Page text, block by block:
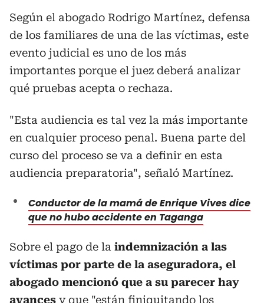
Según el abogado Rodrigo Martínez, defensa
de los familiares de una de las víctimas, este
evento judicial es uno de los más
importantes porque el juez deberá analizar
qué pruebas acepta o rechaza.
"Esta audiencia es tal vez la más importante
en cualquier proceso penal. Buena parte del
curso del proceso se va a definir en esta
audiencia preparatoria", señaló Martínez.
Conductor de la mamá de Enrique Vives dice
que no hubo accidente en Taganga
Sobre el pago de la indemnización a las
víctimas por parte de la aseguradora, el
abogado mencionó que a su parecer hay
avances y que "están finiquitando los